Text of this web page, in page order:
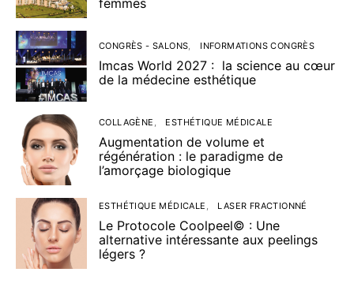
femmes
CONGRÈS - SALONS INFORMATIONS CONGRÈS
Imcas World 2027 : la science au cœur
de la médecine esthétique
COLLAGÈNE ESTHÉTIQUE MÉDICALE
Augmentation de volume et
régénération : le paradigme de
l’amorçage biologique
ESTHÉTIQUE MÉDICALE LASER FRACTIONNÉ
Le Protocole Coolpeel© : Une
alternative intéressante aux peelings
légers ?